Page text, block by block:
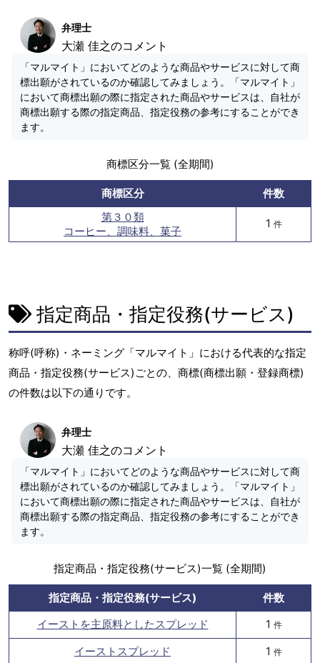
弁理士
大瀬 佳之のコメント
「マルマイト」においてどのような商品やサービスに対して商
標出願がされているのか確認してみましょう。「マルマイト」
において商標出願の際に指定された商品やサービスは、自社が
商標出願する際の指定商品、指定役務の参考にすることができ
ます。
商標区分一覧 (全期間)
商標区分
件数
第３０類
コーヒー、調味料、菓子
1 件
指定商品・指定役務(サービス)
称呼(呼称)・ネーミング「マルマイト」における代表的な指定
商品・指定役務(サービス)ごとの、商標(商標出願・登録商標)
の件数は以下の通りです。
弁理士
大瀬 佳之のコメント
「マルマイト」においてどのような商品やサービスに対して商
標出願がされているのか確認してみましょう。「マルマイト」
において商標出願の際に指定された商品やサービスは、自社が
商標出願する際の指定商品、指定役務の参考にすることができ
ます。
指定商品・指定役務(サービス)一覧 (全期間)
指定商品・指定役務(サービス)
件数
イーストを主原料としたスプレッド
1 件
イーストスプレッド 1 件